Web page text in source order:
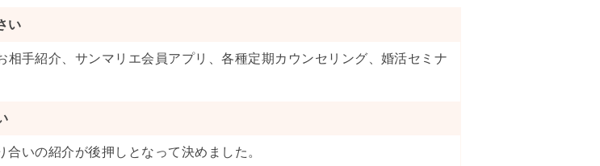
い
相手紹介 サンマリエ会員アプリ 、各種定期カウンセリング
婚活セミナ
いの紹介が後押しとなって決めました。